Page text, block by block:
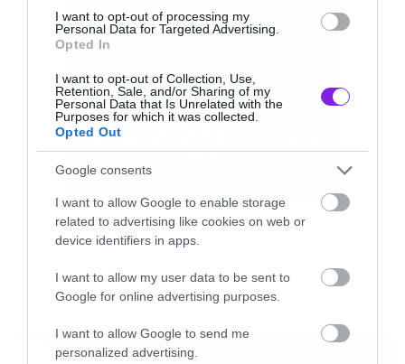
I want to opt-out of processing my
Personal Data for Targeted Advertising.
Opted In
I want to opt-out of Collection, Use,
Retention, Sale, and/or Sharing of my
Personal Data that Is Unrelated with the
Purposes for which it was collected.
Opted Out
Google consents
I want to allow Google to enable storage
related to advertising like cookies on web or
device identifiers in apps.
I want to allow my user data to be sent to
Google for online advertising purposes.
I want to allow Google to send me
personalized advertising.
μειώνουν το φόρτο εργασίας.